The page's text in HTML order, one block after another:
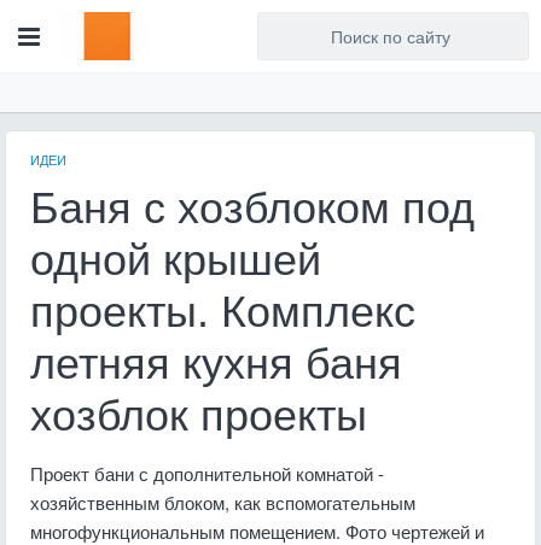
ИДЕИ
Баня с хозблоком под
одной крышей
проекты. Комплекс
летняя кухня баня
хозблок проекты
Проект бани с дополнительной комнатой -
хозяйственным блоком, как вспомогательным
многофункциональным помещением. Фото чертежей и
Для любых предложений по
сайту: artist71@cp9.ru